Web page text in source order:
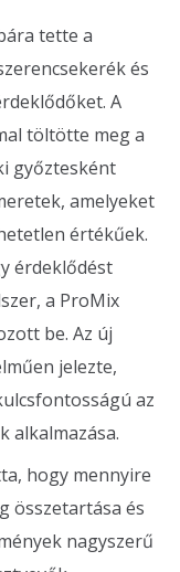
tette a
és
A
töltötte meg a
győztesként
amelyeket
értékűek.
érdeklődést
a ProMix
be. Az új
jelezte,
az
alkalmazása.
hogy mennyire
összetartása és
nagyszerű